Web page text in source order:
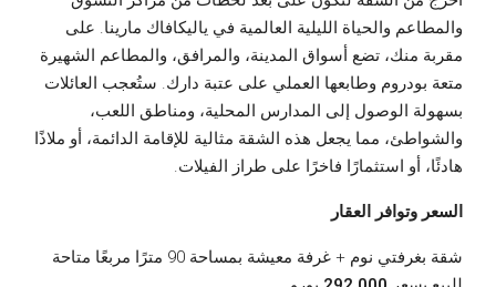
والمطاعم والحياة الليلية العالمية في ياليكافاك مارينا. على
مقربة منك، تضع أسواق المدينة، والمرافق، والمطاعم الشهيرة
متعة بودروم وطابعها العملي على عتبة دارك. ستُعجب العائلات
بسهولة الوصول إلى المدارس المحلية، ومناطق اللعب،
والشواطئ، مما يجعل هذه الشقة مثالية للإقامة الدائمة، أو ملاذًا
هادئًا، أو استثمارًا فاخرًا على طراز الفيلات.
السعر وتوافر العقار
شقة بغرفتي نوم + غرفة معيشة بمساحة 90 مترًا مربعًا متاحة